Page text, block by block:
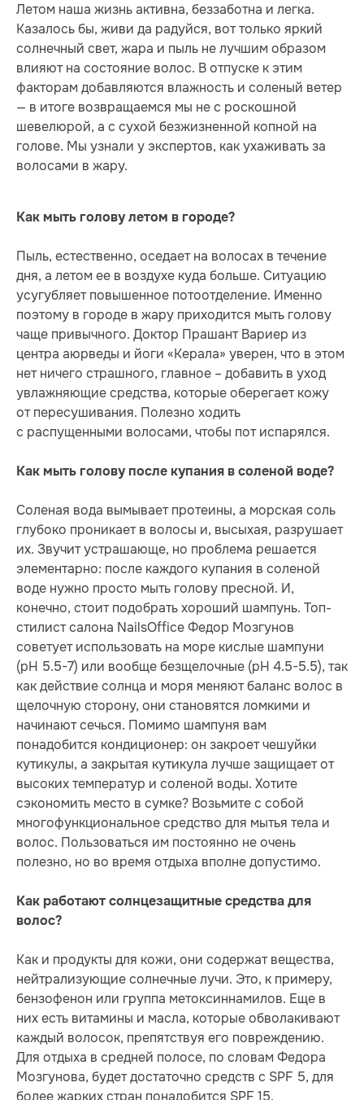
Летом наша жизнь активна, беззаботна и легка.
Казалось бы, живи да радуйся, вот только яркий
солнечный свет, жара и пыль не лучшим образом
влияют на состояние волос. В отпуске к этим
факторам добавляются влажность и соленый ветер
— в итоге возвращаемся мы не с роскошной
шевелюрой, а с сухой безжизненной копной на
голове. Мы узнали у экспертов, как ухаживать за
волосами в жару.
Как мыть голову летом в городе?
Пыль, естественно, оседает на волосах в течение
дня, а летом ее в воздухе куда больше. Ситуацию
усугубляет повышенное потоотделение. Именно
поэтому в городе в жару приходится мыть голову
чаще привычного. Доктор Прашант Вариер из
центра аюрведы и йоги «Керала» уверен, что в этом
нет ничего страшного, главное – добавить в уход
увлажняющие средства, которые оберегает кожу
от пересушивания. Полезно ходить
с распущенными волосами, чтобы пот испарялся.
Как мыть голову после купания в соленой воде?
Соленая вода вымывает протеины, а морская соль
глубоко проникает в волосы и, высыхая, разрушает
их. Звучит устрашающе, но проблема решается
элементарно: после каждого купания в соленой
воде нужно просто мыть голову пресной. И,
конечно, стоит подобрать хороший шампунь. Топ-
стилист салона NailsOffice Федор Мозгунов
советует использовать на море кислые шампуни
(pH 5.5-7) или вообще безщелочные (pH 4.5-5.5), так
как действие солнца и моря меняют баланс волос в
щелочную сторону, они становятся ломкими и
начинают сечься. Помимо шампуня вам
понадобится кондиционер: он закроет чешуйки
кутикулы, а закрытая кутикула лучше защищает от
высоких температур и соленой воды. Хотите
сэкономить место в сумке? Возьмите с собой
многофункциональное средство для мытья тела и
волос. Пользоваться им постоянно не очень
полезно, но во время отдыха вполне допустимо.
Как работают солнцезащитные средства для
волос?
Как и продукты для кожи, они содержат вещества,
нейтрализующие солнечные лучи. Это, к примеру,
бензофенон или группа метоксиннамилов. Еще в
них есть витамины и масла, которые обволакивают
каждый волосок, препятствуя его повреждению.
Для отдыха в средней полосе, по словам Федора
Мозгунова, будет достаточно средств с SPF 5, для
более жарких стран понадобится SPF 15.